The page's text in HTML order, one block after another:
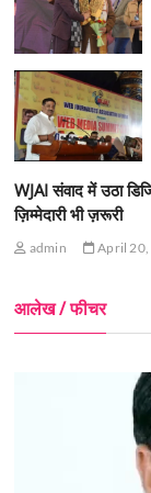
WJAI संवाद में उठा
ज़िम्मेदारी भी ज़रूरी
admin April 20,
आलेख / फीचर